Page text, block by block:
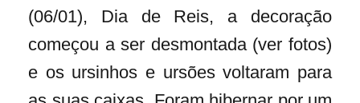
(06/01), Dia de Reis, a decoração
começou a ser desmontada (ver fotos)
e os ursinhos e ursões voltaram para